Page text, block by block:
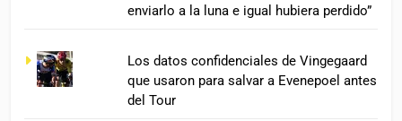
enviarlo a la luna e igual hubiera perdido”
Los datos confidenciales de Vingegaard
que usaron para salvar a Evenepoel antes
del Tour